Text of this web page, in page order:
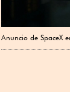
Anuncio de SpaceX